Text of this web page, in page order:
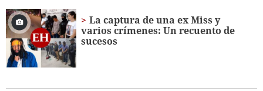
La captura de una ex Miss y
varios crímenes: Un recuento de
sucesos